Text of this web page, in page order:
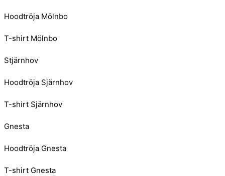
Hoodtröja Mölnbo
T-shirt Mölnbo
Stjärnhov
Hoodtröja Sjärnhov
T-shirt Sjärnhov
Gnesta
Hoodtröja Gnesta
T-shirt Gnesta